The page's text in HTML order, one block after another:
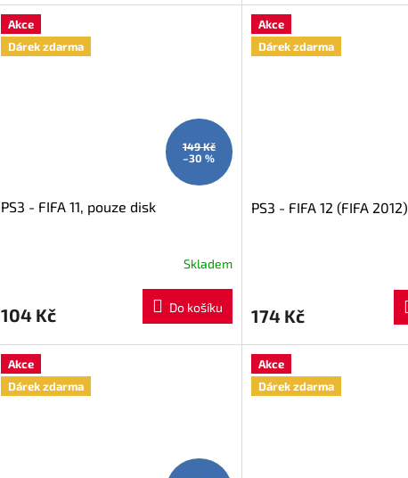
Akce
Dárek zdarma
149 Kč
–30 %
PS3 - FIFA 11, pouze disk
Skladem
104 Kč Do košíku
Akce
Dárek zdarma
PS3 - FIFA 12 (FIFA 2012)
174 Kč
Akce
Dárek zdarma
Akce
Dárek zdarma